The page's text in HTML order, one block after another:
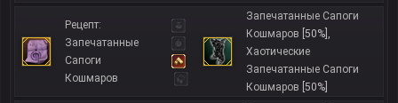
Рецепт:
Запечатанные
Сапоги
Кошмаров
Запечатанные Сапоги
Кошмаров [50%] ,
Хаотические
Запечатанные Сапоги
Кошмаров [50%]